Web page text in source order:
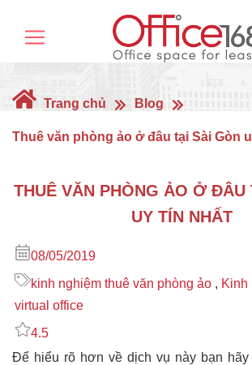
Trang chủ Blog
Thuê văn phòng ảo ở đâu tại Sài Gòn
THUÊ VĂN PHÒNG ẢO Ở ĐÂU
UY TÍN NHẤT
08/05/2019
kinh nghiệm thuê văn phòng ảo , Kinh
virtual office
4.5
Để hiểu rõ hơn về dịch vụ này bạn hãy